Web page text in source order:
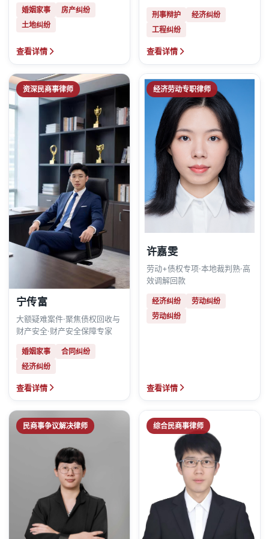
婚姻家事
房产纠纷
土地纠纷
查看详情
刑事辩护
经济纠纷
工程纠纷
查看详情
资深民商事律师
宁传富
大额疑难案件·聚焦债权回收与
财产安全·财产安全保障专家
婚姻家事
合同纠纷
经济纠纷
查看详情
经济劳动专职律师
许嘉雯
劳动+债权专项·本地裁判熟·高
效调解回款
经济纠纷
劳动纠纷
劳动纠纷
查看详情
民商事争议解决律师 综合民商事律师